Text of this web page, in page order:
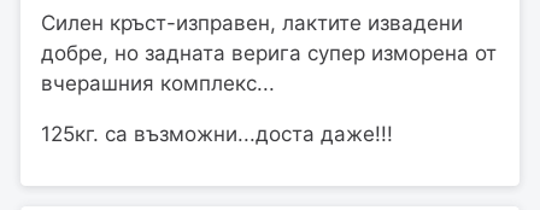
Силен кръст-изправен, лактите извадени
добре, но задната верига супер изморена от
вчерашния комплекс...
125кг. са възможни...доста даже!!!